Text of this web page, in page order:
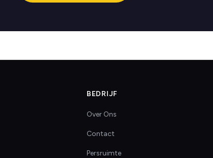
BEDRIJF
Over Ons
Contact
Persruimte